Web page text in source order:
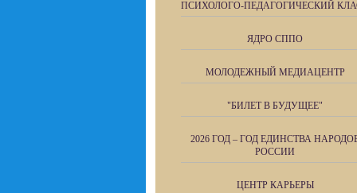
ПСИХОЛОГО-ПЕДАГОГИЧЕСКИЙ
ЯДРО СППО
МОЛОДЕЖНЫЙ МЕДИАЦЕНТР
"БИЛЕТ В БУДУЩЕЕ"
2026 ГОД – ГОД ЕДИНСТВА
РОССИИ
ЦЕНТР КАРЬЕРЫ